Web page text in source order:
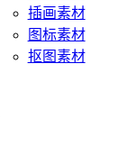
插画素材
图标素材
抠图素材